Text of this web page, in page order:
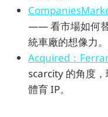
—— 看市場如何
統車廠的想像力。
Acquired：
scarcity 的角度
體育 IP。